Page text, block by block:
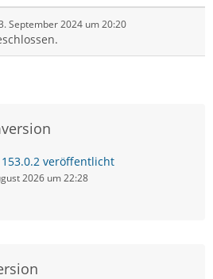
September 2024 um 20:20
veröffentlicht
2026 um 22:28